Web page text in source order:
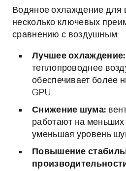
Водяное охлаждение для
несколько ключевых
сравнению с воздушным:
Лучшее охлаждение:
теплопроводнее
обеспечивает более
GPU.
Снижение шума:
работают на меньших
уменьшая уровень
Повышение